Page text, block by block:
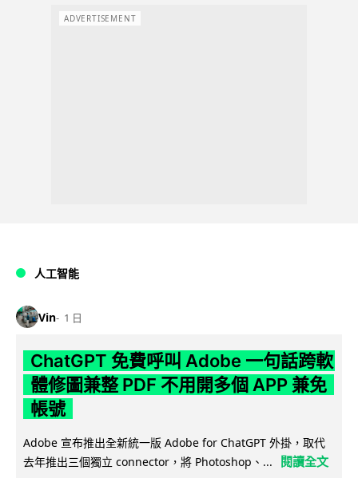
ADVERTISEMENT
人工智能
Vin 1 日
ChatGPT 免費呼叫 Adobe 一句話跨軟
體修圖兼整 PDF 不用開多個 APP 兼免
帳號
Adobe 宣布推出全新統一版 Adobe for ChatGPT 外掛，取代
去年推出三個獨立 connector，將 Photoshop、...
閱讀全文